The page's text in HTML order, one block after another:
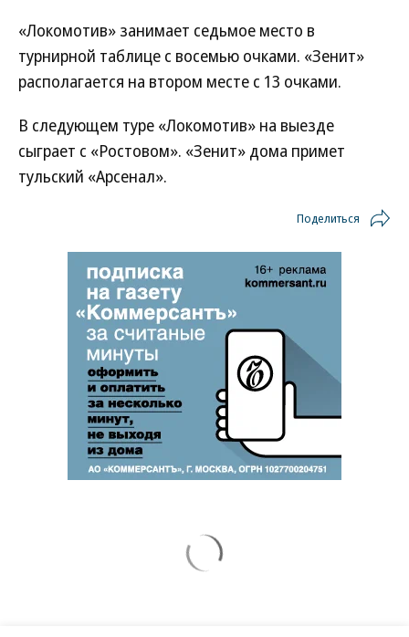
«Локомотив» занимает седьмое место в
турнирной таблице с восемью очками. «Зенит»
располагается на втором месте с 13 очками.
В следующем туре «Локомотив» на выезде
сыграет с «Ростовом». «Зенит» дома примет
тульский «Арсенал».
Поделиться